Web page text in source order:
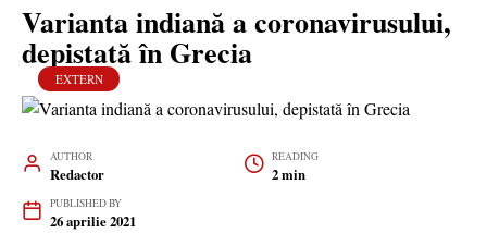
Varianta indiană a coronavirusului,
depistată în Grecia
EXTERN
AUTHOR
Redactor
READING
2 min
PUBLISHED BY
26 aprilie 2021